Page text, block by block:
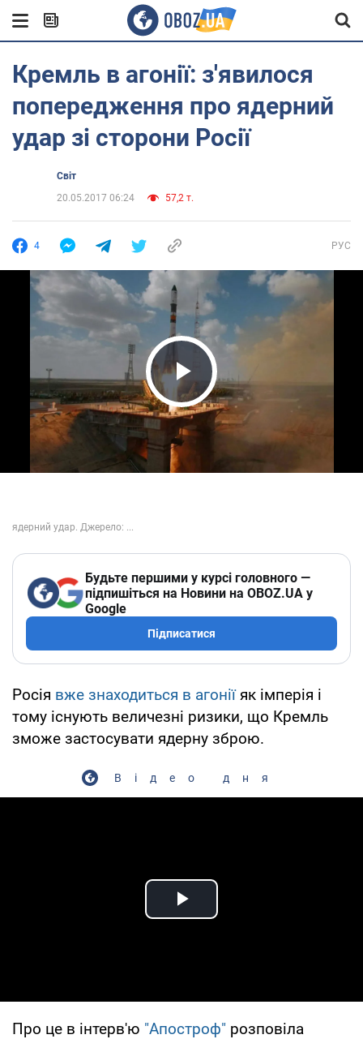
Кремль в агонії: з'явилося
попередження про ядерний
удар зі сторони Росії
Світ
20.05.2017 06:24
57,2 т.
4 РУС
Play Video
Будьте першими у курсі головного —
підпишіться на Новини на OBOZ.UA у
Google
Підписатися
Росія вже знаходиться в агоніїяк імперія і
тому існують величезні ризики, що Кремль
зможе застосувати ядерну зброю.
Відео дня
Play Video
Про це в інтерв'ю "Апостроф" розповіла